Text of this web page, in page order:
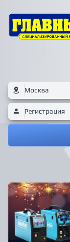
Москва
Регистрация